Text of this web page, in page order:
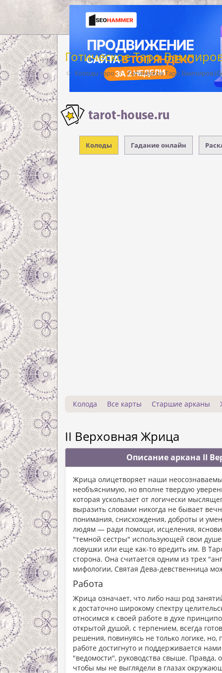
Колоды Гадание онлайн
Готическое Таро
Колоды таро Готическое Таро Вампиров
Колода Все карты Старшие арканы
II Верховная Жрица
Описание аркана II
Жрица олицетворяет наши
необъяснимую, но вполне твердую
которая ускользает от логически
выразить словами никогда не бывает
понимания, снисхождения, доброты и
людям — ради помощи, исцеления,
"темной сестры" использующей свои
ловушки или еще как-то вредить им. В
сторона. Она считается одним из трех
мифологии, Святая Дева-девствeнница
Работа
Жрица означает, что либо наш род
к достаточно широкому спектру
относимся к своей работе в духе
открытой душой, с терпением, всегда
решения, повинуясь не только логике,
работе достигнуто и поддерживается
"ведомости", руководства свыше. Правда,
чтобы мы не выглядели в глазах